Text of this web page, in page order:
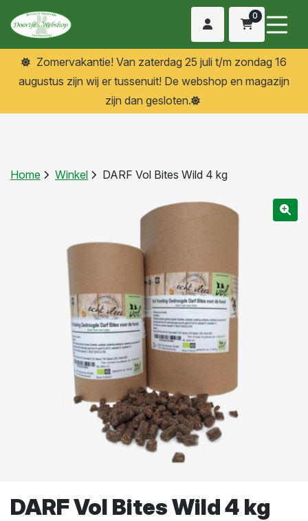
0
Zomervakantie! Van zaterdag 25 juli t/m zondag 16
augustus zijn wij er tussenuit! De webshop en magazijn
zijn dan gesloten.
Home Winkel DARF Vol Bites Wild 4 kg
DARF Vol Bites Wild 4 kg